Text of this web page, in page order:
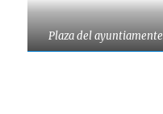
Plaza del ayuntiamente